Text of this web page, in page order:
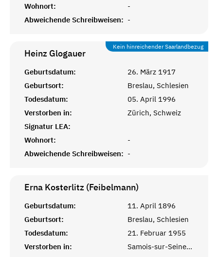
Wohnort:
-
Abweichende Schreibweisen: -
Kein hinreichender Saarlandbezug
Heinz Glogauer
Geburtsdatum:
26. März 1917
Geburtsort:
Breslau, Schlesien
Todesdatum:
05. April 1996
Verstorben in:
Zürich, Schweiz
Signatur LEA:
Wohnort:
-
Abweichende Schreibweisen: -
Erna Kosterlitz (Feibelmann)
Geburtsdatum:
11. April 1896
Geburtsort:
Breslau, Schlesien
Todesdatum:
21. Februar 1955
Verstorben in:
Samois-sur-Seine, Seine-et-Marne